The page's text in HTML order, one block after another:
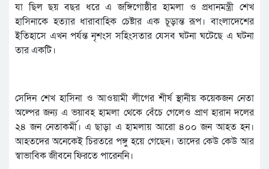
যা ছিল ছয় বছর ধরে এ জঙ্গিগোষ্ঠীর হামলা ও প্রধানমন্ত্রী শেখ
হাসিনাকে হত্যার ধারাবাহিক চেষ্টার এক চূড়ান্ত রূপ। বাংলাদেশের
ইতিহাসে এখন পর্যন্ত নৃশংস সহিংসতার যেসব ঘটনা ঘটেছে এ ঘটনা
তার একটি।
সেদিন শেখ হাসিনা ও আওয়ামী লীগের শীর্ষ স্থানীয় কয়েকজন নেতা
অল্পের জন্য এ ভয়াবহ হামলা থেকে বেঁচে গেলেও প্রাণ হারান দলের
২৪ জন নেতাকর্মী। এ ছাড়া এ হামলায় আরো ৪০০ জন আহত হন।
আহতদের অনেকেই চিরতরে পঙ্গু হয়ে গেছেন। তাদের কেউ কেউ আর
স্বাভাবিক জীবনে ফিরতে পারেননি।